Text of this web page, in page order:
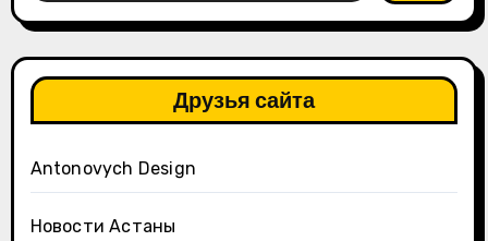
Друзья сайта
Antonovych Design
Новости Астаны